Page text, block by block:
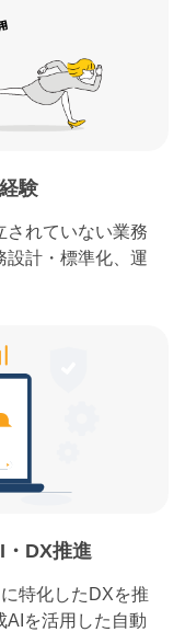
験
されていない業務
設計・標準化、運
DX推進
特化したDXを推
AIを活用した自動